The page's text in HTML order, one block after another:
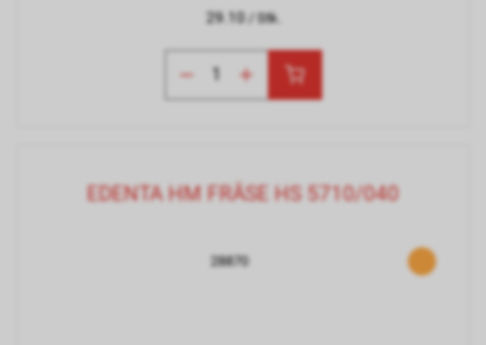
29.10/ Stk.
EDENTA HM FRÄSE HS 5710/040
28870